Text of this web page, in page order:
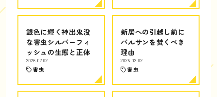
銀色に輝く神出鬼没
な害虫シルバーフィ
ッシュの生態と正体
2026.02.02
害虫
新居への引越し前に
バルサンを焚くべき
理由
2026.02.02
害虫